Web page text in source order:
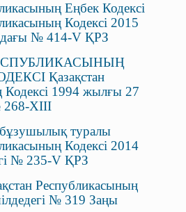
Еңбек Кодексі
Кодексі 2015
№ 414-V ҚРЗ
Қазақстан
Кодексі 1994 жылғы 27
268-ХIII
туралы
Кодексі 2014
№ 235-V ҚРЗ
Республикасының
№ 319 Заңы